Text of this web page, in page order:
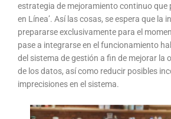
estrategia de mejoramiento continuo que
en Línea’. Así las cosas, se espera que la
prepararse exclusivamente para el
pase a integrarse en el funcionamiento
del sistema de gestión a fin de mejorar la
de los datos, así como reducir posibles
imprecisiones en el sistema.